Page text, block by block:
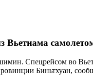
Вьетнама
Спецрейсом во
Биньтхуан,